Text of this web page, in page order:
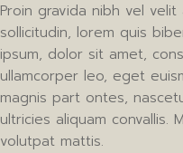
Proin gravida nibh vel
sollicitudin, lorem quis
ipsum, dolor sit amet,
ullamcorper leo, eget
magnis part ontes,
ultricies aliquam convallis.
volutpat mattis.